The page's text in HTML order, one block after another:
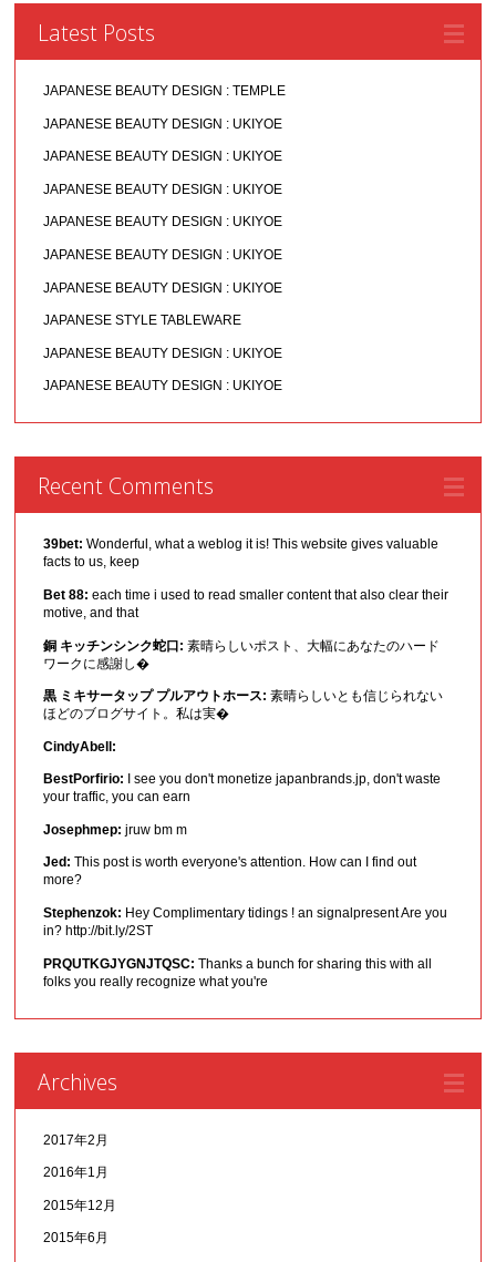
Latest Posts
JAPANESE BEAUTY DESIGN : TEMPLE
JAPANESE BEAUTY DESIGN : UKIYOE
JAPANESE BEAUTY DESIGN : UKIYOE
JAPANESE BEAUTY DESIGN : UKIYOE
JAPANESE BEAUTY DESIGN : UKIYOE
JAPANESE BEAUTY DESIGN : UKIYOE
JAPANESE BEAUTY DESIGN : UKIYOE
JAPANESE STYLE TABLEWARE
JAPANESE BEAUTY DESIGN : UKIYOE
JAPANESE BEAUTY DESIGN : UKIYOE
Recent Comments
39bet: Wonderful, what a weblog it is! This website gives valuable
facts to us, keep
Bet 88: each time i used to read smaller content that also clear their
motive, and that
銅 キッチンシンク蛇口: 素晴らしいポスト、大幅にあなたのハード
ワークに感謝し�
黒 ミキサータップ プルアウトホース: 素晴らしいとも信じられない
ほどのブログサイト。私は実�
CindyAbell:
BestPorfirio:
I see you don't monetize japanbrands.jp, don't waste
your traffic, you can earn
Josephmep: jruw bm m
Jed: This post is worth everyone's attention. How can I find out
more?
Stephenzok: Hey Complimentary tidings ! an signalpresent Are you
in? http://bit.ly/2ST
PRQUTKGJYGNJTQSC: Thanks a bunch for sharing this with all
folks you really recognize what you're
Archives
2017年2月
2016年1月
2015年12月
2015年6月